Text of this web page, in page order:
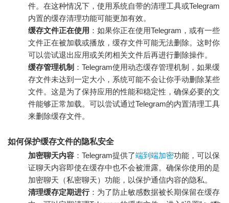
件。在这种情况下，使用系统自带的清理工具或Telegram
内置的缓存清理功能可能更加有效。
缓存文件正在使用 ：如果你正在使用Telegram，或有一些
文件正在被加载或播放，缓存文件可能无法删除。这时你
可以尝试退出应用或关闭相关文件后再进行删除操作。
缓存管理机制 ：Telegram使用动态缓存管理机制，如果缓
存文件未达到一定大小，系统可能不会让你手动删除某些
文件。这是为了保持应用的性能和稳定性，确保必要的文
件能够正常加载。可以尝试通过Telegram的内置清理工具
来删除缓存文件。
如何保护缓存文件的隐私安全
加密聊天内容 ：Telegram提供了端到端加密功能，可以保
证聊天内容即使在缓存中也不会被泄露。确保你使用的是
加密聊天（私密聊天）功能，以保护通信内容的隐私。
清理缓存定期进行：为了防止敏感数据被长期保留在缓存